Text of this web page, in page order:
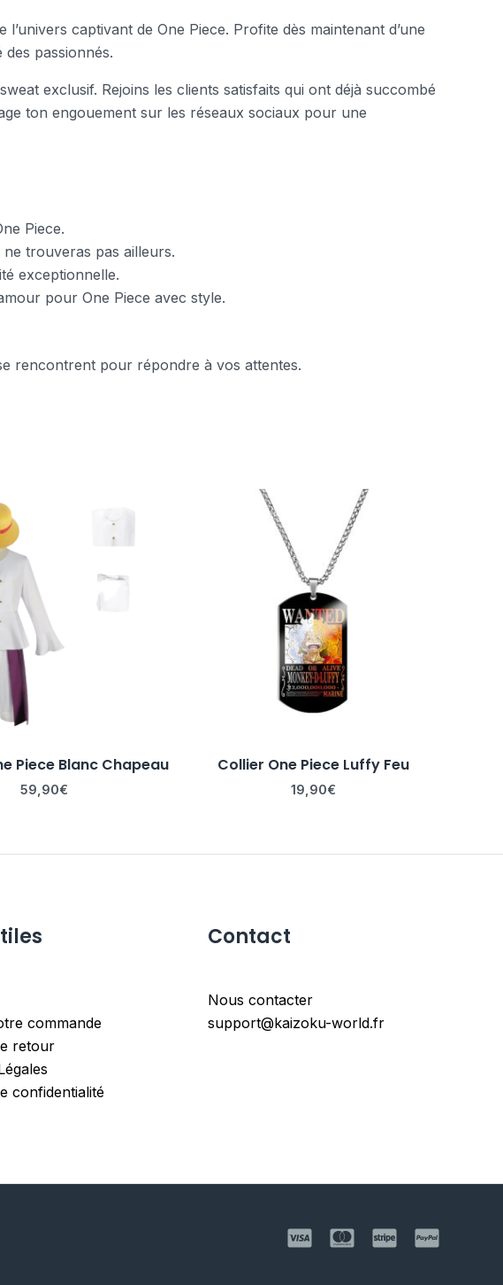
captivant de One Piece. Profite dès maintenant d’une
passionnés.
exclusif. Rejoins les clients satisfaits qui ont déjà succombé
ton engouement sur les réseaux sociaux pour une
Piece.
trouveras pas ailleurs.
exceptionnelle.
pour One Piece avec style.
rencontrent pour répondre à vos attentes.
Piece Blanc Chapeau
59,90€
Collier One Piece Luffy Feu
19,90€
commande
retour
confidentialité
Contact
Nous contacter
support@kaizoku-world.fr